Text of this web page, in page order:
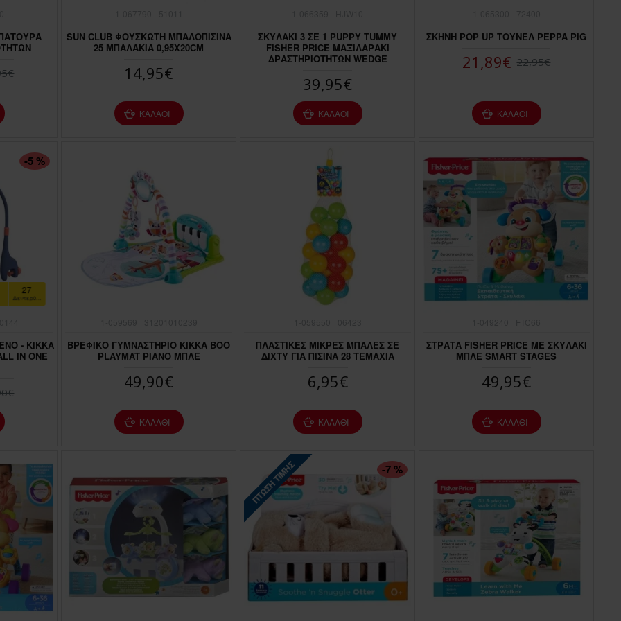
SUN CLUB ΦΟΥΣΚΩΤΗ ΜΠΑΛΟΠΙΣΙΝΑ
25 ΜΠΑΛΑΚΙΑ 0,95X20CM
14,95€
ΚΑΛΆΘΙ
ΣΚΥΛΑΚΙ 3 ΣΕ 1 PUPPY TUMMY
FISHER PRICE ΜΑΞΙΛΑΡΑΚΙ
ΔΡΑΣΤΗΡΙΟΤΗΤΩΝ WEDGE
39,95€
ΚΑΛΆΘΙ
ΣΚΗΝΗ POP UP ΤΟΥΝΕΛ PEPPA PIG
21,89€ 22,95€
ΚΑΛΆΘΙ
-5 %
25
Δευτερόλεπτα
- KIKKA
IN ONE
ΒΡΕΦΙΚΟ ΓΥΜΝΑΣΤΗΡΙΟ KIKKA BOO
PLAYMAT PIANO ΜΠΛΕ
49,90€
ΚΑΛΆΘΙ
ΠΛΑΣΤΙΚΕΣ ΜΙΚΡΕΣ ΜΠΑΛΕΣ ΣΕ
ΔΙΧΤΥ ΓΙΑ ΠΙΣΙΝΑ 28 ΤΕΜΑΧΙΑ
6,95€
ΚΑΛΆΘΙ
ΣΤΡΑΤΑ FISHER PRICE ΜΕ ΣΚΥΛΑΚΙ
ΜΠΛΕ SMART STAGES
49,95€
ΚΑΛΆΘΙ
ΠΤΏΣΗ ΤΙΜΉΣ -7 %